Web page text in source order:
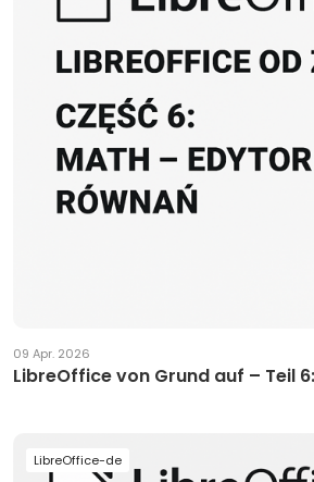
09 Apr. 2026
LibreOffice von Grund auf – Teil
LibreOffice-de